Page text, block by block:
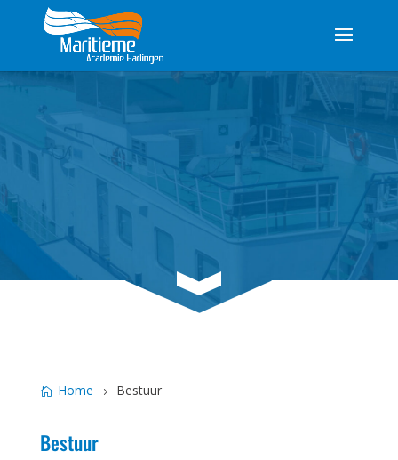
3
Home Bestuur
Bestuur